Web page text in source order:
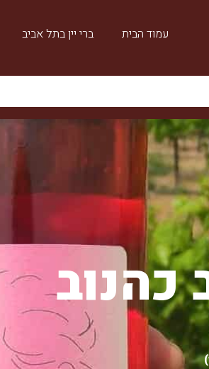
עמוד הבית ברי יין בתל אביב
כהנוב
)